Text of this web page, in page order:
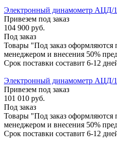
Электронный динамометр АЦД/
Привезем под заказ
104 900 руб.
Под заказ
Товары "Под заказ оформляются
менеджером и внесения 50%
Срок поставки составит 6-12
Электронный динамометр АЦД/
Привезем под заказ
101 010 руб.
Под заказ
Товары "Под заказ оформляются
менеджером и внесения 50%
Срок поставки составит 6-12